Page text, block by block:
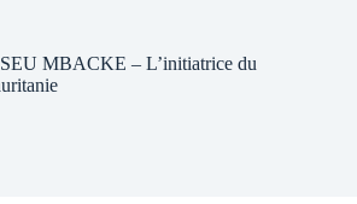
MBACKE – L’initiatrice du